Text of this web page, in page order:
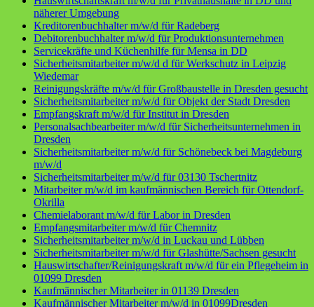
näherer Umgebung
Kreditorenbuchhalter m/w/d für Radeberg
Debitorenbuchhalter m/w/d für Produktionsunternehmen
Servicekräfte und Küchenhilfe für Mensa in DD
Sicherheitsmitarbeiter m/w/d d für Werkschutz in Leipzig
Wiedemar
Reinigungskräfte m/w/d für Großbaustelle in Dresden gesucht
Sicherheitsmitarbeiter m/w/d für Objekt der Stadt Dresden
Empfangskraft m/w/d für Institut in Dresden
Personalsachbearbeiter m/w/d für Sicherheitsunternehmen in
Dresden
Sicherheitsmitarbeiter m/w/d für Schönebeck bei Magdeburg
m/w/d
Sicherheitsmitarbeiter m/w/d für 03130 Tschertnitz
Mitarbeiter m/w/d im kaufmännischen Bereich für Ottendorf-
Okrilla
Chemielaborant m/w/d für Labor in Dresden
Empfangsmitarbeiter m/w/d für Chemnitz
Sicherheitsmitarbeiter m/w/d in Luckau und Lübben
Sicherheitsmitarbeiter m/w/d für Glashütte/Sachsen gesucht
Hauswirtschafter/Reinigungskraft m/w/d für ein Pflegeheim in
01099 Dresden
Kaufmännischer Mitarbeiter in 01139 Dresden
Kaufmännischer Mitarbeiter m/w/d in 01099Dresden